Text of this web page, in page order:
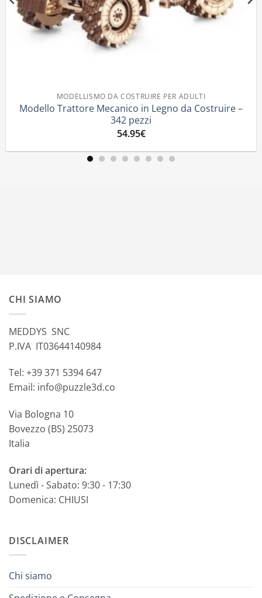
DA COSTRUIRE PER ADULTI
Mecanico in Legno da Costruire –
Trattore
CHI SIAMO
MEDDYS SNC
P.IVA IT03644140984
Tel: +39 371 5394 647
Email: info@puzzle3d.co
Via Bologna 10
Bovezzo (BS) 25073
Italia
Orari di apertura:
Lunedì - Sabato: 9:30 - 17:30
Domenica: CHIUSI
DISCLAIMER
Chi siamo